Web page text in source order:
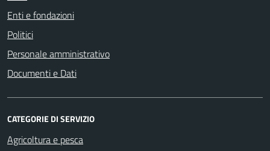
Enti e fondazioni
Politici
Personale amministrativo
Documenti e Dati
CATEGORIE DI SERVIZIO
Agricoltura e pesca